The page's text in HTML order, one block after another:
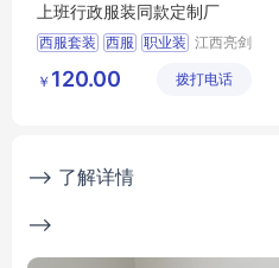
上班行政服装同款定制厂
西服套装 西服 职业装 江西亮剑
公司
￥ 120.00 拨打电话
--> 了解详情
-->